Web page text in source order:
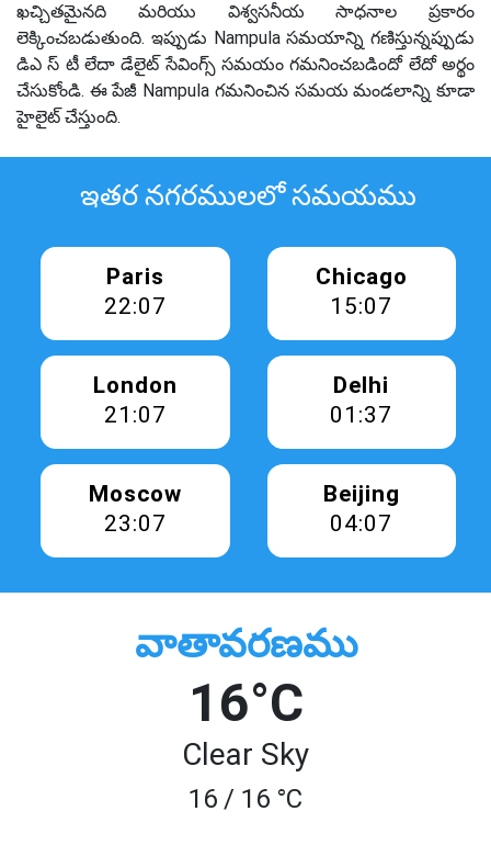
ఖచ్చితమైనది మరియు విశ్వసనీయ సాధనాల ప్రకారం
లెక్కించబడుతుంది. ఇప్పుడు Nampula సమయాన్ని గణిస్తున్నప్పుడు
డిఎ స్ టీ లేదా డేలైట్ సేవింగ్స్ సమయం గమనించబడిందో లేదో అర్థం
చేసుకోండి. ఈ పేజీ Nampula గమనించిన సమయ మండలాన్ని కూడా
హైలైట్ చేస్తుంది.
ఇతర నగరములలో సమయము
Paris
22:07
Chicago
15:07
London
21:07
Delhi
01:37
Moscow
23:07
Beijing
04:07
వాతావరణము
16°C
Clear Sky
16 / 16 °C